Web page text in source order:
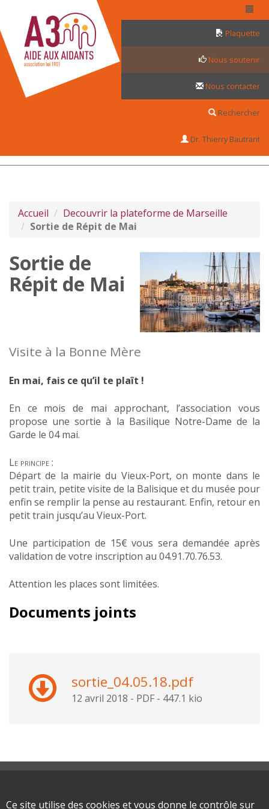
Plaquette
Nous soutenir
Nous contacter
Rechercher
Dr. Thierry Bautrant
Accueil
Decouvrir la plateforme de Marseille
Sortie de Répit de Mai
Sortie de
Répit de Mai
Visite à la Bonne Mère
En mai, fais ce qu’il te plaît !
En ce mois de mai approchant, l’association vous
propose une sortie à la Basilique Notre-Dame de la
Garde le 04 mai.
Le principe :
Départ de la mairie du Vieux-Port, on monte dans le
petit train, petite visite de la Balisique et du musée pour
enfin se remplir la pense au restaurant. Enfin, retour en
petit train jusqu’au Vieux-Port.
Une participation de 15€ vous sera demandée après
validation de votre inscription au 04.91.70.76.53.
Attention les places sont limitées.
Documents joints
sortie_04.05.18.pdf
12 avril 2018 - PDF - 447.1 kio
Plan du site Mentions légales
Panneau de gestion des cookies
Ce site utilise des cookies et vous donne le contrôle sur